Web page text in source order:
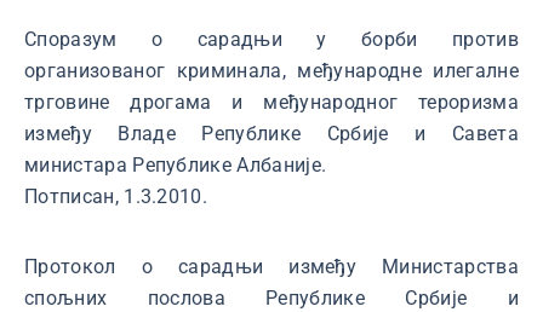
Споразум о сарадњи у борби против
организованог криминала, међународне илегалне
трговине дрогама и међународног тероризма
између Владе Републике Србије и Савета
министара Републике Албаније.
Потписан, 1.3.2010.
Протокол о сарадњи између Министарства
спољних послова Републике Србије и